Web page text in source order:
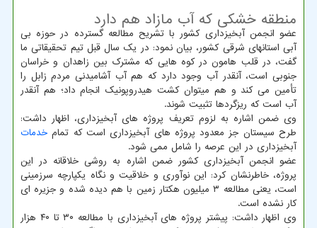
منطقه خشکی که آب مازاد هم دارد
عضو انجمن آبخیزداری کشور با تشریح مطالعه گسترده در حوزه بی
آبی استانهای شرقی کشور، بیان نمود: در یک سال قبل تیم تحقیقاتی ما
گفت، در قلب هامون در کوه هایی که مشترک بین زاهدان و خراسان
جنوبی است، آنقدر آب وجود دارد که هم آب آشامیدنی مردم زابل را
تأمین می کند و هم میتوان کشت هیدروپونیک انجام داد؛ هم آنقدر
آب است که ریزگردها تثبیت شوند.
وی ضمن اشاره به لزوم تعریف پروژه های آبخیزداری، اظهار داشت:
طرح سیستان جز معدود پروژه های آبخیزداری است که تمام خدمات
آبخیزداری در این عرصه را شامل ممی شود.
عضو انجمن آبخیزداری کشور ضمن اشاره به روشی خلاقانه در این
پروژه، خاطرنشان کرد: این نوآوری و خلاقیت و نگاه یکپارچه سرزمینی
است، یعنی مطالعه ۳ میلیون هکتار زمین با هم دیده شده و جزیره ای
کار نشده است.
وی اظهار داشت: پیشتر پروژه های آبخیزداری با مطالعه ۳۰ تا ۴۰ هزار